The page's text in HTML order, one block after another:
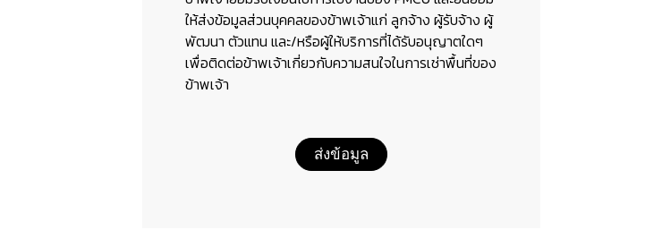
ให้ส่งข้อมูลส่วนบุคคลของข้าพเจ้าแก่ ลูกจ้าง ผู้รับจ้าง ผู้
พัฒนา ตัวแทน และ/หรือผู้ให้บริการที่ได้รับอนุญาตใดๆ
เพื่อติดต่อข้าพเจ้าเกี่ยวกับความสนใจในการเช่าพื้นที่ของ
ข้าพเจ้า
ส่งข้อมูล